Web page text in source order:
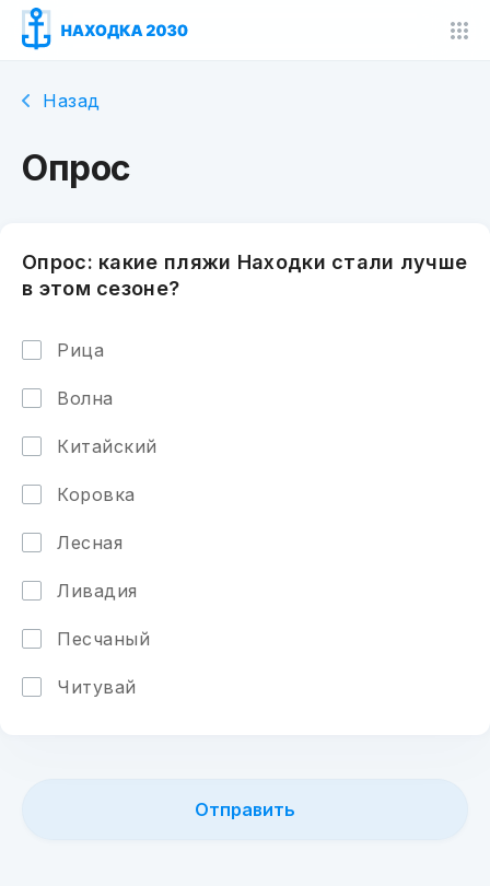
Назад
Опрос
Опрос: какие пляжи Находки стали лучше
в этом сезоне?
Рица
Волна
Китайский
Коровка
Лесная
Ливадия
Песчаный
Читувай